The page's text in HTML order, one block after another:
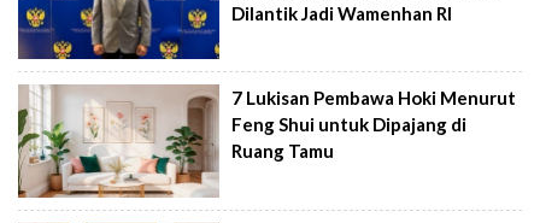
Dilantik Jadi Wamenhan RI
7 Lukisan Pembawa Hoki Menurut
Feng Shui untuk Dipajang di
Ruang Tamu